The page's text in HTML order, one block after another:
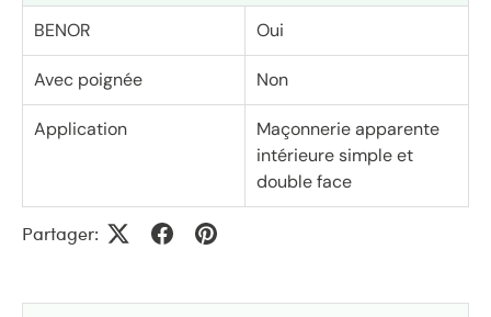
BENOR Oui
Avec poignée Non
Application
Maçonnerie apparente
intérieure simple et
double face
Partager: